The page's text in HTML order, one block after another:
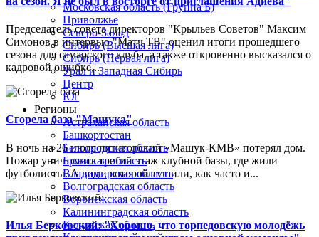
Председатель совета директоров "Крыльев Советов" Максим
Симонов в интервью "Матч ТВ" оценил итоги прошедшего
сезона для самарского клуба, а также откровенно высказался о
кадровой ошибке...
Сгорела база "Машука"
В ночь на 26 июля пятигорский «Машук-КМВ» потерял дом.
Пожар уничтожил третий этаж клубной базы, где жили
футболисты. А вода, которой тушили, как часто и...
Илья Берковский: "Хорошо, что торпедовскую молодёжь
Московская область (Группа Б)
Приволжье
Северо-Запад
Сибирь (Высшая лига)
Сибирь (Первая лига)
Урал и Западная Сибирь
Центр
Юг
Регионы
Астраханская область
Башкортостан
Белгородская область
Брянская область
Владимирская область
Волгоградская область
Воронежская область
Калининградская область
Калужская область